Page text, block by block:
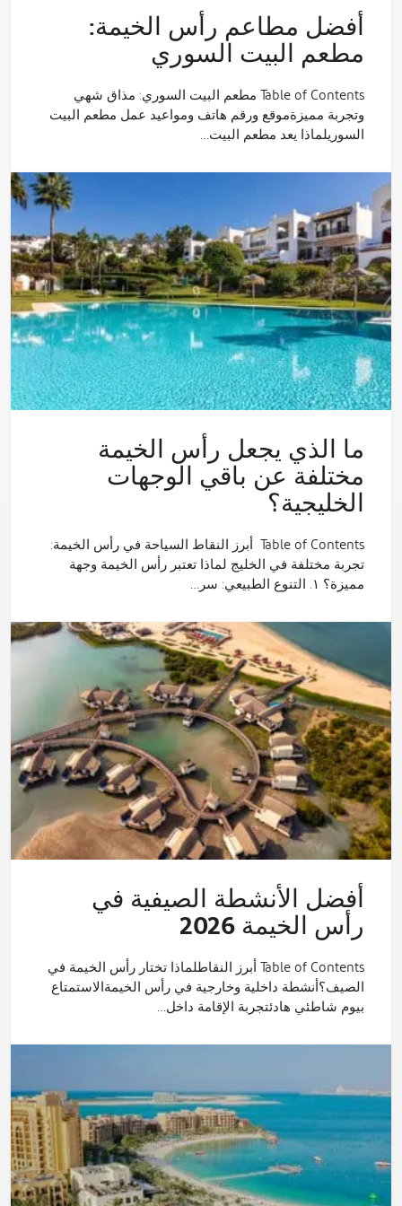
أفضل مطاعم رأس الخيمة:
مطعم البيت السوري
Table of Contents مطعم البيت السوري: مذاق شهي
وتجربة مميزةموقع ورقم هاتف ومواعيد عمل مطعم البيت
السوريلماذا يعد مطعم البيت…
ما الذي يجعل رأس الخيمة
مختلفة عن باقي الوجهات
الخليجية؟
Table of Contents أبرز النقاط السياحة في رأس الخيمة:
تجربة مختلفة في الخليج لماذا تعتبر رأس الخيمة وجهة
مميزة؟ ١. التنوع الطبيعي: سر…
أفضل الأنشطة الصيفية في
رأس الخيمة 2026
Table of Contents أبرز النقاطلماذا تختار رأس الخيمة في
الصيف؟أنشطة داخلية وخارجية في رأس الخيمةالاستمتاع
بيوم شاطئي هادئتجربة الإقامة داخل…